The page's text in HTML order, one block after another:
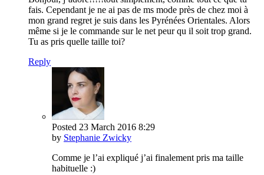
fais. Cependant je ne ai pas de ms mode près de chez moi à
mon grand regret je suis dans les Pyrénées Orientales. Alors
même si je le commande sur le net peur qu il soit trop grand.
Tu as pris quelle taille toi?
Reply
Posted 23 March 2016 8:29
by Stephanie Zwicky
Comme je l’ai expliqué j’ai finalement pris ma taille
habituelle :)